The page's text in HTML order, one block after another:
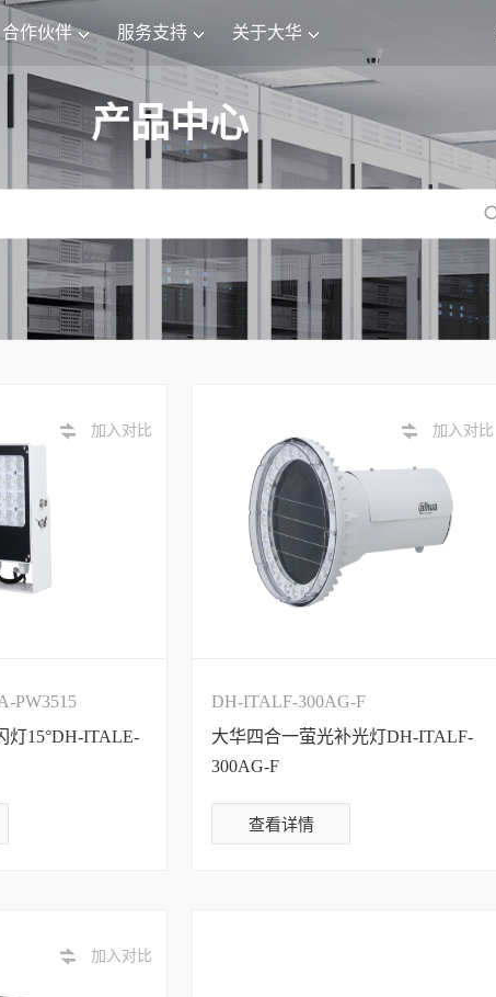
合作伙伴 服务支持 关于大华
产品中心
加入对比
PW3515
灯15°DH-ITALE-
加入对比
DH-ITALF-300AG-F
大华四合一萤光补光灯DH-ITALF-
300AG-F
查看详情
加入对比